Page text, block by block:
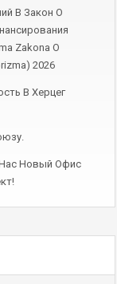
В Закон О
Zakona O
2026
В Херцег
Новый Офис